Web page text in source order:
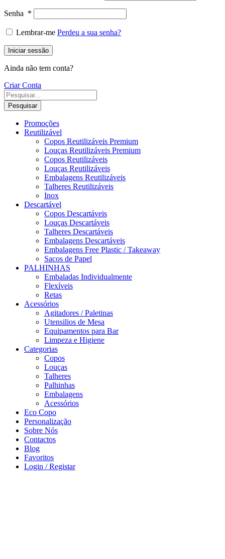
Senha *
Lembrar-me Perdeu a sua senha?
Iniciar sessão
Ainda não tem conta?
Criar Conta
Pesquisar
Promoções
Reutilizável
Copos Reutilizáveis Premium
Louças Reutilizáveis Premium
Copos Reutilizáveis
Louças Reutilizáveis
Embalagens Reutilizáveis
Talheres Reutilizáveis
Inox
Descartável
Copos Descartáveis
Louças Descartáveis
Talheres Descartáveis
Embalagens Descartáveis
Embalagens Free Plastic / Takeaway
Sacos de Papel
PALHINHAS
Embaladas Individualmente
Flexíveis
Retas
Acessórios
Agitadores / Paletinas
Utensilios de Mesa
Equipamentos para Bar
Limpeza e Higiene
Categorias
Copos
Louças
Talheres
Palhinhas
Embalagens
Acessórios
Eco Copo
Personalização
Sobre Nós
Contactos
Blog
Favoritos
Login / Registar